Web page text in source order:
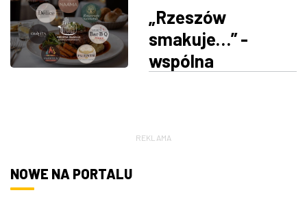
„Rzeszów
smakuje…” -
wspólna
daniowe menu w
REKLAMA
NOWE NA PORTALU